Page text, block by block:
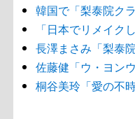
韓国で「梨泰院ク
「日本でリメイク
長澤まさみ「梨泰
佐藤健「ウ・ヨン
桐谷美玲「愛の不